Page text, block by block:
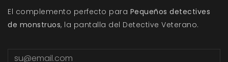
El complemento perfecto para Pequeños detectives
de monstruos, la pantalla del Detective Veterano.